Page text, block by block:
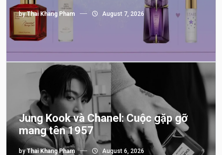
byThai Khang Pham August 7, 2026
Jung Kook và Chanel: Cuộc gặp gỡ
mang tên 1957
byThai Khang Pham August 6, 2026